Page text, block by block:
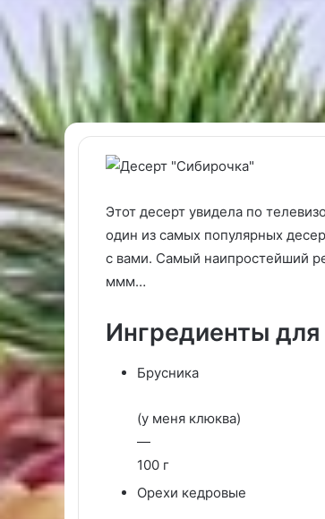
Этот десерт увидела по
один из самых популярных
с вами. Самый наипростейший
ммм…
Ингредиенты
Брусника
(у меня клюква)
—
100 г
Орехи кедровые
29.05.2024
Как почистить авокадо. Рецепт
с фото
Салат
с
фасолью